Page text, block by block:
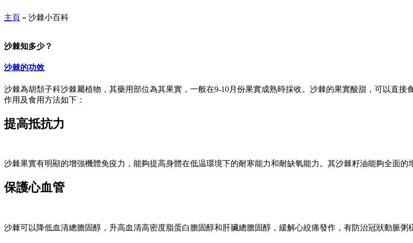
主頁 » 沙棘小百科
沙棘知多少？
沙棘的功效
沙棘為胡頹子科沙棘屬植物，其藥用部位為其果實，一般在9-10月份果實成熟時採收。沙棘的果實酸甜，可以直
作用及食用方法如下：
提高抵抗力
沙棘果實有明顯的增強機體免疫力，能夠提高身體在低温環境下的耐寒能力和耐缺氧能力。其沙棘籽油能夠全面的
保護心血管
沙棘可以降低血清總膽固醇，升高血清高密度脂蛋白膽固醇和肝臟總膽固醇，緩解心絞痛發作，有防治冠狀動脈粥